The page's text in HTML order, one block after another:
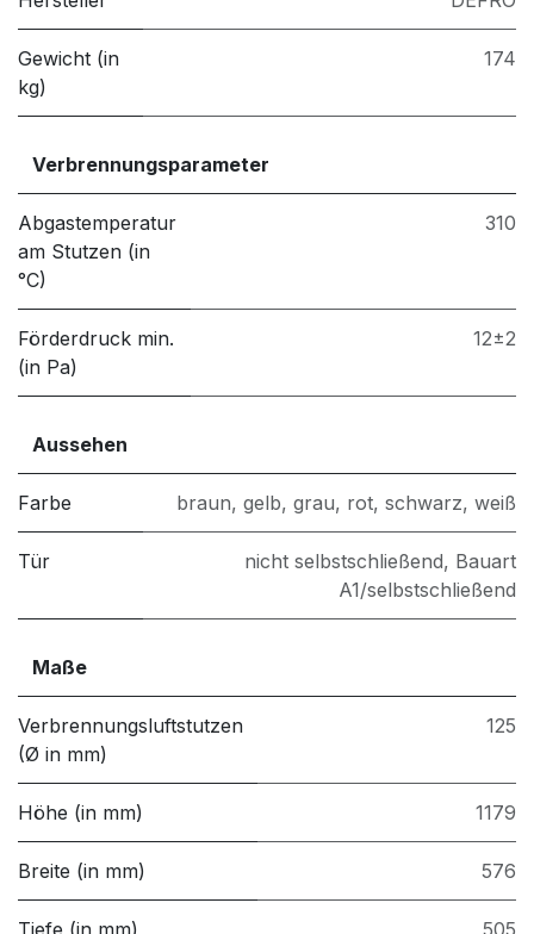
Gewicht (in
kg)
174
Verbrennungsparameter
Abgastemperatur
am Stutzen (in
°C)
310
Förderdruck min.
(in Pa)
12±2
Aussehen
Farbe braun, gelb, grau, rot, schwarz, weiß
Tür nicht selbstschließend, Bauart
A1/selbstschließend
Maße
Verbrennungsluftstutzen
(Ø in mm)
125
Höhe (in mm) 1179
Breite (in mm) 576